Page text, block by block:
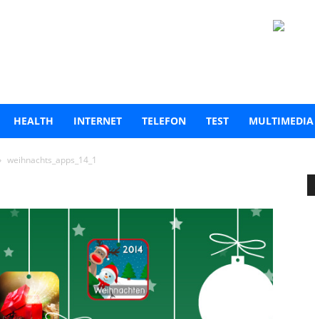
HEALTH INTERNET TELEFON TEST MULTIMEDIA
weihnachts_apps_14_1